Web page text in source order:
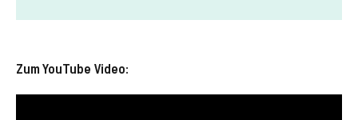
Zum YouTube Video: